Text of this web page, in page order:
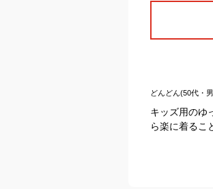
どんどん(50代・
キッズ用のゆ
ら楽に着るこ